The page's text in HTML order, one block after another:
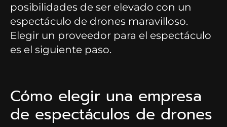
posibilidades de ser elevado con un
espectáculo de drones maravilloso.
Elegir un proveedor para el espectáculo
es el siguiente paso.
Cómo elegir una empresa
de espectáculos de drones